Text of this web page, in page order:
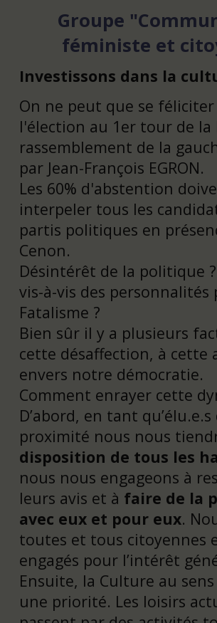
Groupe
féministe et
Investissons dans la
On ne peut que se féliciter
l'élection au 1er tour de la
rassemblement de la
par Jean-François EGRON.
Les 60% d'abstention
interpeler tous les
partis politiques en
Cenon.
Désintérêt de la politique
vis-à-vis des personnalités
Fatalisme ?
Bien sûr il y a plusieurs
cette désaffection, à cette
envers notre démocratie.
Comment enrayer cette
D’abord, en tant qu’élu.e.s
proximité nous nous
disposition de tous les
nous nous engageons à
leurs avis et à faire de la
avec eux et pour eux.
toutes et tous citoyennes
engagés pour l’intérêt
Ensuite, la Culture au
une priorité. Les loisirs